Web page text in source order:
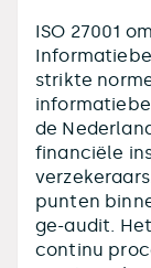
ISO 27001
strikte
de
financiële
punten
ge-audit.
continu